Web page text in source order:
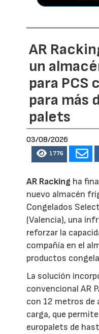
AR
un
para PCS
para más
palets
03/08/2026
1776
AR Racking ha
nuevo almacén
Congelados
(Valencia), una
reforzar la
compañía en el
productos
La solución
convencional AR
con 12 metros de
carga, que
europalets de